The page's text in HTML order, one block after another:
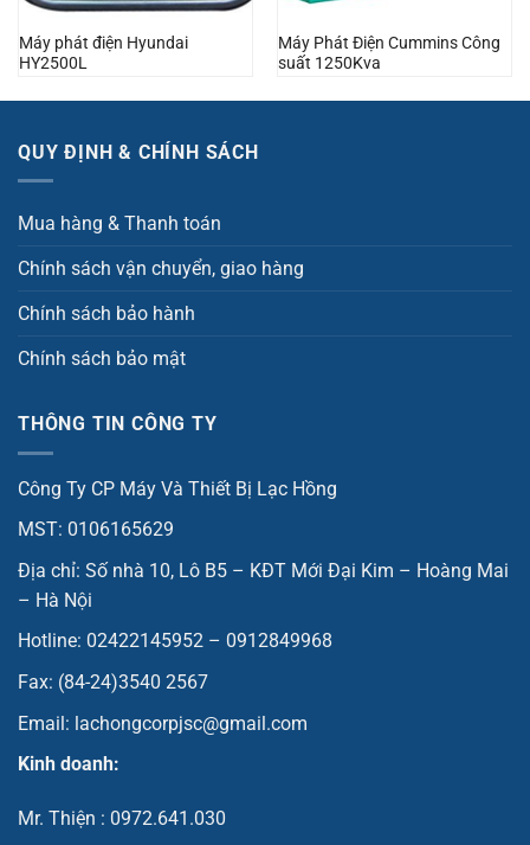
Máy phát điện Hyundai
HY2500L
Máy Phát Điện Cummins Công
suất 1250Kva
QUY ĐỊNH & CHÍNH SÁCH
Mua hàng & Thanh toán
Chính sách vận chuyển, giao hàng
Chính sách bảo hành
Chính sách bảo mật
THÔNG TIN CÔNG TY
Công Ty CP Máy Và Thiết Bị Lạc Hồng
MST: 0106165629
Địa chỉ: Số nhà 10, Lô B5 – KĐT Mới Đại Kim – Hoàng Mai
– Hà Nội
Hotline: 02422145952 – 0912849968
Fax: (84-24)3540 2567
Email: lachongcorpjsc@gmail.com
Kinh doanh:
Mr. Thiện : 0972.641.030